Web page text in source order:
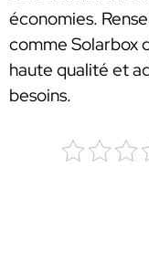
économies.
comme Solarbox
haute qualité et
besoins.